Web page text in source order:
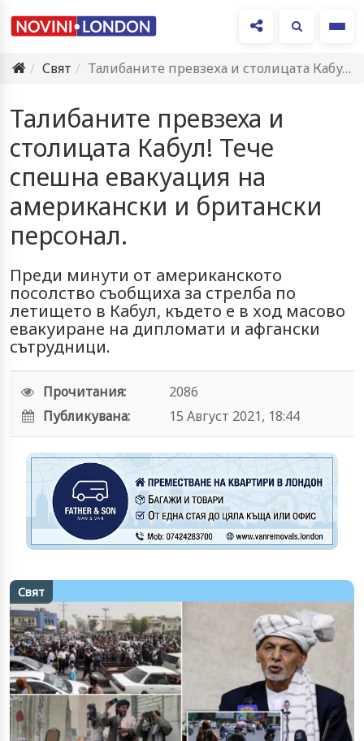
Свят
Талибаните превзеха и столицата Кабул! Тече спешна евакуация на американски…
Талибаните превзеха и
столицата Кабул! Тече
спешна евакуация на
американски и британски
персонал.
Преди минути от американското
посолство съобщиха за стрелба по
летището в Кабул, където е в ход масово
евакуиране на дипломати и афгански
сътрудници.
Прочитания:
2086
Публикувана:
15 Август 2021, 18:44
Свят